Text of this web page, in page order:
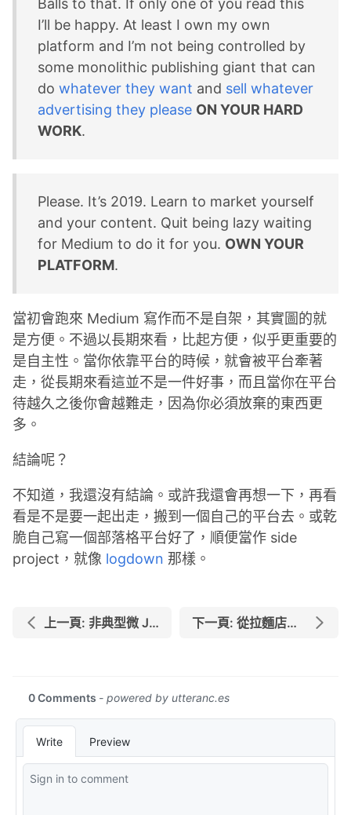
Balls to that. If only one of you read this
I’ll be happy. At least I own my own
platform and I’m not being controlled by
some monolithic publishing giant that can
do whatever they want and sell whatever
advertising they please ON YOUR HARD
WORK.
Please. It’s 2019. Learn to market yourself
and your content. Quit being lazy waiting
for Medium to do it for you. OWN YOUR
PLATFORM.
當初會跑來 Medium 寫作而不是自架，其實圖的就
是方便。不過以長期來看，比起方便，似乎更重要的
是自主性。當你依靠平台的時候，就會被平台牽著
走，從長期來看這並不是一件好事，而且當你在平台
待越久之後你會越難走，因為你必須放棄的東西更
多。
結論呢？
不知道，我還沒有結論。或許我還會再想一下，再看
看是不是要一起出走，搬到一個自己的平台去。或乾
脆自己寫一個部落格平台好了，順便當作 side
project，就像 logdown 那樣。
上一頁: 非典型微 JGC 修行（JMB 水晶卡）之旅 下一頁: 從拉麵店的販賣機理解什麼是 API